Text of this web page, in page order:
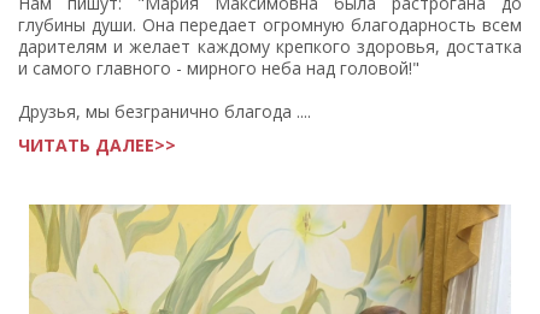
глубины души. Она передает огромную благодарность всем
дарителям и желает каждому крепкого здоровья, достатка
и самого главного - мирного неба над головой!"
Друзья, мы безгранично благода ....
ЧИТАТЬ ДАЛЕЕ>>